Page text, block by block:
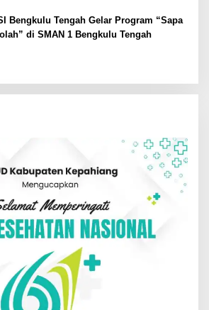
Bengkulu Tengah Gelar Program “Sapa
di SMAN 1 Bengkulu Tengah